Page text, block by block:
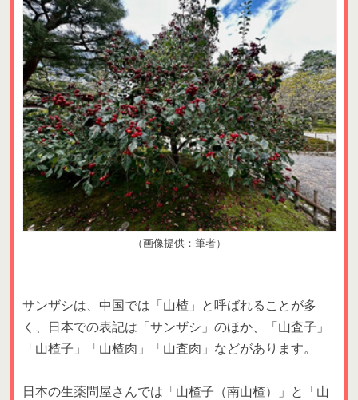
（画像提供：筆者）
サンザシは、中国では「山楂」と呼ばれることが多
く、日本での表記は「サンザシ」のほか、「山査子」
「山楂子」「山楂肉」「山査肉」などがあります。
日本の生薬問屋さんでは「山楂子（南山楂）」と「山